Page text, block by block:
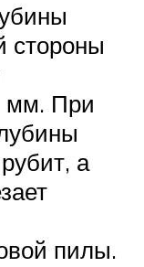
стороны
мм. При
а
пилы.